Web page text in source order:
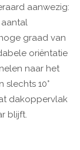
aanwezig:
graad van
oriëntatie
naar het
10°
dakoppervlak
blijft.